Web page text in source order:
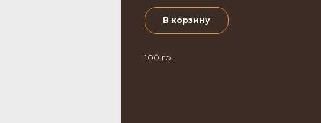
В корзину
100 гр.